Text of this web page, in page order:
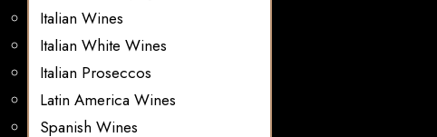
Italian Wines
Italian White Wines
Italian Proseccos
Latin America Wines
Spanish Wines